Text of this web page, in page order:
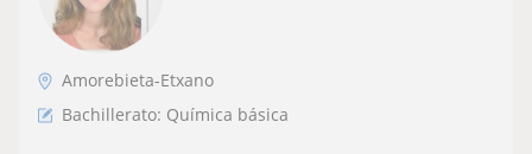
Amorebieta-Etxano
Bachillerato: Química básica